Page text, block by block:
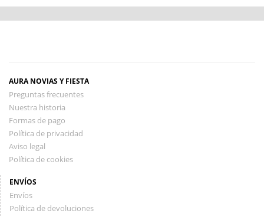
AURA NOVIAS Y FIESTA
Preguntas frecuentes
Nuestra historia
Formas de pago
Política de privacidad
Aviso legal
Política de cookies
ENVÍOS
Envíos
Política de devoluciones